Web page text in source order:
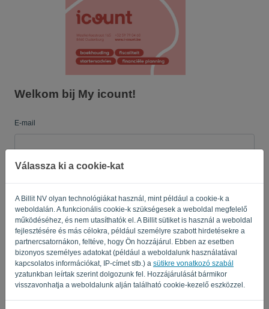
Válassza ki a cookie-kat
A Billit NV olyan technológiákat használ, mint például a cookie-k a
weboldalán. A funkcionális cookie-k szükségesek a weboldal megfelelő
működéséhez, és nem utasíthatók el. A Billit sütiket is használ a weboldal
fejlesztésére és más célokra, például személyre szabott hirdetésekre a
partnercsatornákon, feltéve, hogy Ön hozzájárul. Ebben az esetben
bizonyos személyes adatokat (például a weboldalunk használatával
kapcsolatos információkat, IP-címet stb.) a sütikre vonatkozó szabál
yzatunkban leírtak szerint dolgozunk fel. Hozzájárulását bármikor
visszavonhatja a weboldalunk alján található cookie-kezelő eszközzel.
Welkom bij My icount!
E-mail
Jelszó
Emlékeztess Elfelejtett jelszó?
BEJELENTKEZÉS